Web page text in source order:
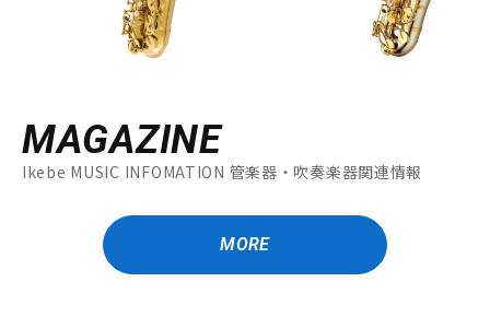
MAGAZINE
Ikebe MUSIC INFOMATION 管楽器・吹奏楽器関連情報
MORE